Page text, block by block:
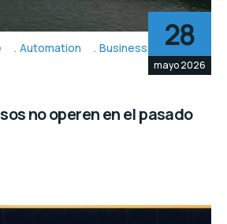
Automation Business Topic's
28
mayo 2026
no operen en el pasado